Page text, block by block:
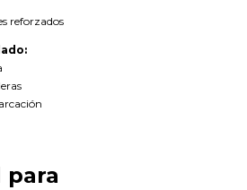
reforzados
para